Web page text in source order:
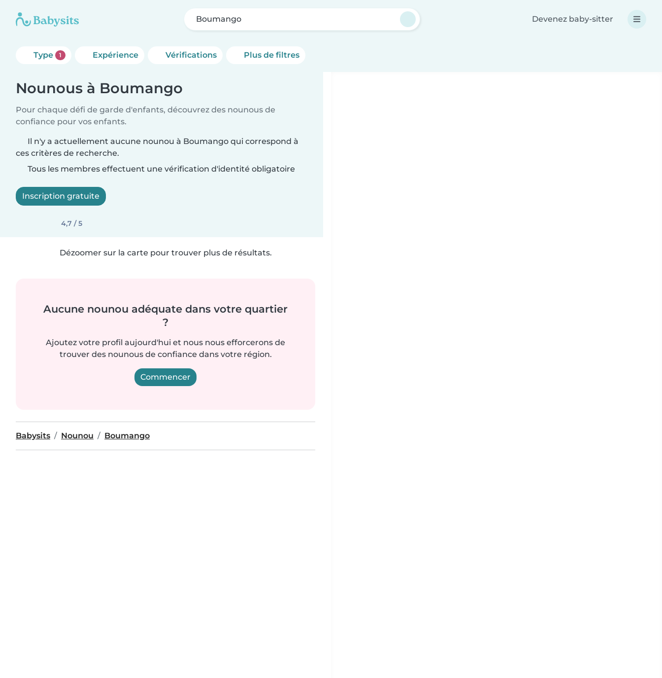
Boumango Devenez baby-sitter
Type 1 Expérience Vérifications Plus de filtres
Nounous à Boumango
Pour chaque défi de garde d'enfants, découvrez des nounous de
confiance pour vos enfants.
Il n'y a actuellement aucune nounou à Boumango qui correspond à
ces critères de recherche.
Tous les membres effectuent une vérification d'identité obligatoire
Inscription gratuite
4,7 / 5
Dézoomer sur la carte pour trouver plus de résultats.
Aucune nounou adéquate dans votre quartier
?
Ajoutez votre profil aujourd'hui et nous nous efforcerons de
trouver des nounous de confiance dans votre région.
Commencer
Babysits Nounou Boumango